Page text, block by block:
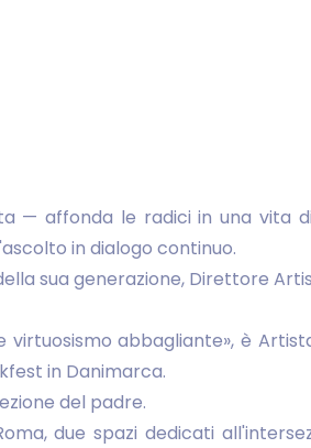
— affonda le radici in una vita di
in dialogo continuo.
sua generazione, Direttore
virtuosismo abbagliante», è
in Danimarca.
del padre.
due spazi dedicati